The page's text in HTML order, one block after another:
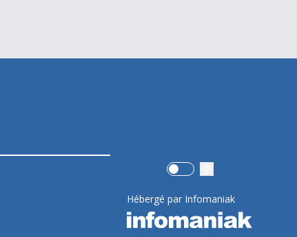
Use setting
Hébergé par Infomaniak